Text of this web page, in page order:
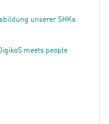
unserer SHKs
meets people